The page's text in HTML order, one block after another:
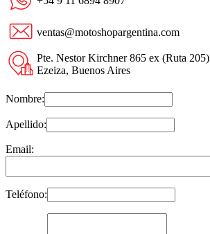
ventas@motoshopargentina.com
Pte. Nestor Kirchner 865 ex (Ruta 205)
Ezeiza, Buenos Aires
Nombre:
Apellido:
Email:
Teléfono: